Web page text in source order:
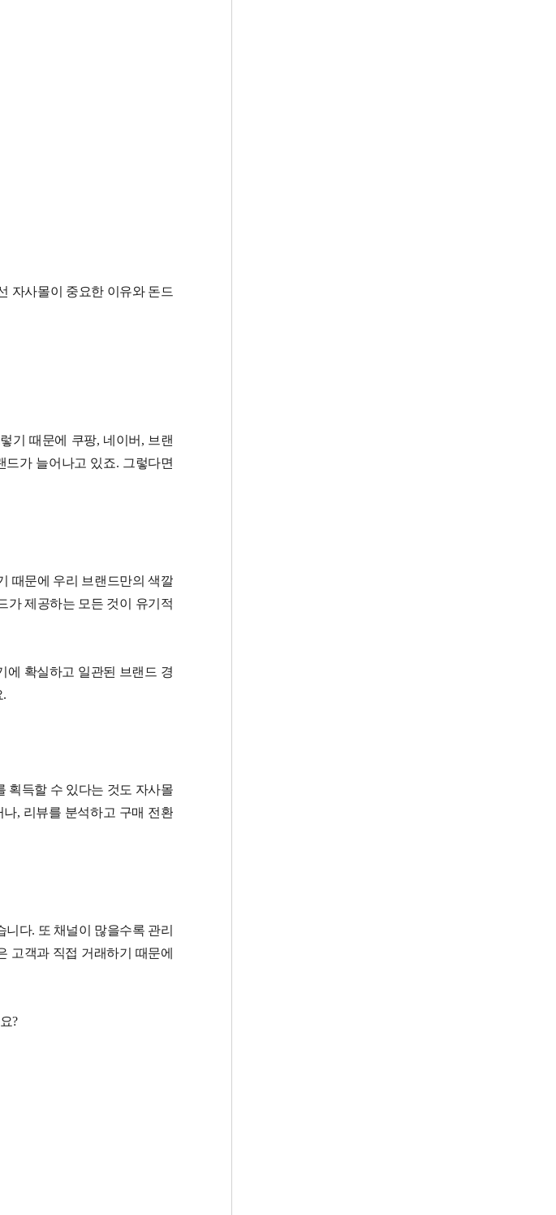
자사몰이 중요한 이유와 돈드
기 때문에 쿠팡, 네이버, 브랜
드가 늘어나고 있죠. 그렇다면
때문에 우리 브랜드만의 색깔
가 제공하는 모든 것이 유기적
에 확실하고 일관된 브랜드 경
.
획득할 수 있다는 것도 자사몰
, 리뷰를 분석하고 구매 전환
다. 또 채널이 많을수록 관리
고객과 직접 거래하기 때문에
?